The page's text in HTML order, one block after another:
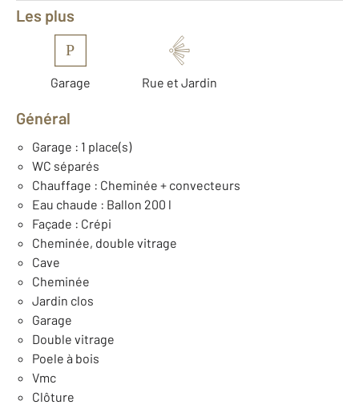
Les plus
P
Garage Rue et Jardin
Général
Garage : 1 place(s)
WC séparés
Chauffage : Cheminée + convecteurs
Eau chaude : Ballon 200 l
Façade : Crépi
Cheminée, double vitrage
Cave
Cheminée
Jardin clos
Garage
Double vitrage
Poele à bois
Vmc
Clôture